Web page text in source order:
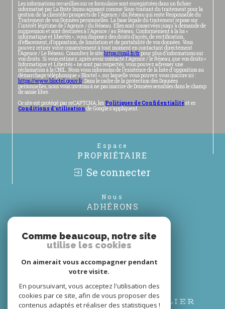
Les informations recueillies sur ce formulaire sont enregistrées dans un fichier
informatisé par La Boite Immo agissant comme Sous-traitant du traitement pour la
gestion de la clientèle/prospects de l'Agence / du Réseau qui reste Responsable du
Traitement de vos Données personnelles. La base légale du traitement repose sur
l'intérêt légitime de l'Agence / du Réseau. Elles sont conservées jusqu'à demande de
suppression et sont destinées à l'Agence / au Réseau. Conformément à la loi «
informatique et libertés », vous disposez des droits d’accès, de rectification,
d’effacement, d’opposition, de limitation et de portabilité de vos données. Vous
pouvez retirer votre consentement à tout moment en contactant directement
l’Agence / Le Réseau. Consultez le sitehttps://cnil.fr/frpour plus d’informations sur
vos droits. Si vous estimez, après avoir contacté l'Agence / le Réseau, que vos droits «
Informatique et Libertés » ne sont pas respectés, vous pouvez adresser une
réclamation à la CNIL. Nous vous informons de l’existence de la liste d'opposition au
démarchage téléphonique « Bloctel », sur laquelle vous pouvez vous inscrire ici :
https://www.bloctel.gouv.fr. Dans le cadre de la protection des Données
personnelles, nous vous invitons à ne pas inscrire de Données sensibles dans le champ
de saisie libre.
Ce site est protégé par reCAPTCHA, les Politiques de Confidentialitéet es
Conditions d'utilisation de Google s'appliquent.
Espace
PROPRIÉTAIRE
Se connecter
Nous
ADHÉRONS
Comme beaucoup, notre site
utilise les cookies
On aimerait vous accompagner pendant
votre visite.
En poursuivant, vous acceptez l'utilisation des
cookies par ce site, afin de vous proposer des
contenus adaptés et réaliser des statistiques !